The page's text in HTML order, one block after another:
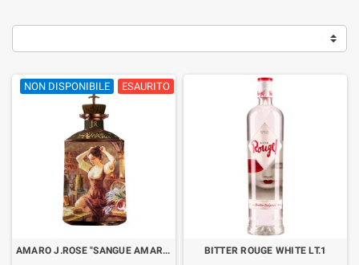
NON DISPONIBILE ESAURITO
AMARO J.ROSE "SANGUE AMARO IL SEGRETO" CL.70 BITTER ROUGE WHITE LT.1